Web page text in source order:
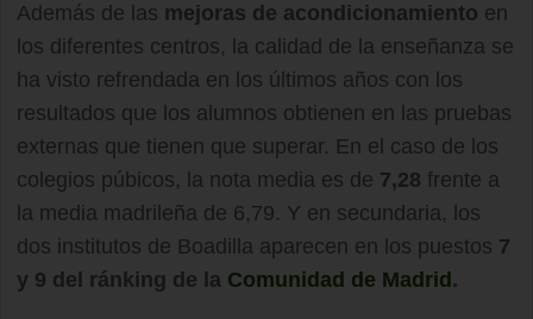
Además de las mejoras de acondicionamiento en
los diferentes centros, la calidad de la enseñanza se
ha visto refrendada en los últimos años con los
resultados que los alumnos obtienen en las pruebas
externas que tienen que superar. En el caso de los
colegios púbicos, la nota media es de 7,28 frente a
la media madrileña de 6,79. Y en secundaria, los
dos institutos de Boadilla aparecen en los puestos 7
y 9 del ránking de la Comunidad de Madrid .